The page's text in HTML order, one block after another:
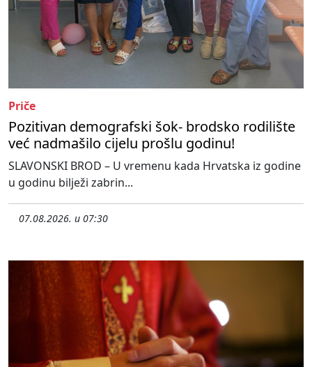
Priče
Pozitivan demografski šok- brodsko rodilište
već nadmašilo cijelu prošlu godinu!
SLAVONSKI BROD – U vremenu kada Hrvatska iz godine
u godinu bilježi zabrin...
07.08.2026. u 07:30